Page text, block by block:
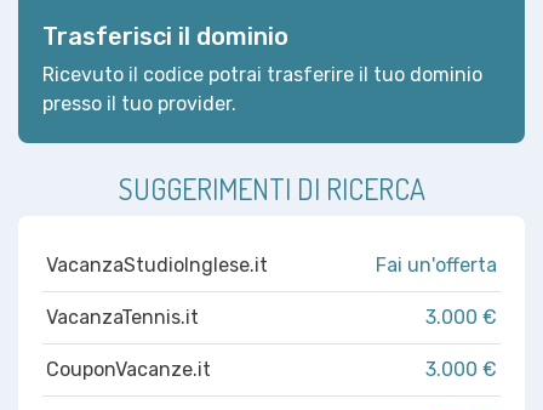
Trasferisci il dominio
Ricevuto il codice potrai trasferire il tuo dominio
presso il tuo provider.
SUGGERIMENTI DI RICERCA
VacanzaStudioInglese.it Fai un'offerta
VacanzaTennis.it 3.000 €
CouponVacanze.it 3.000 €